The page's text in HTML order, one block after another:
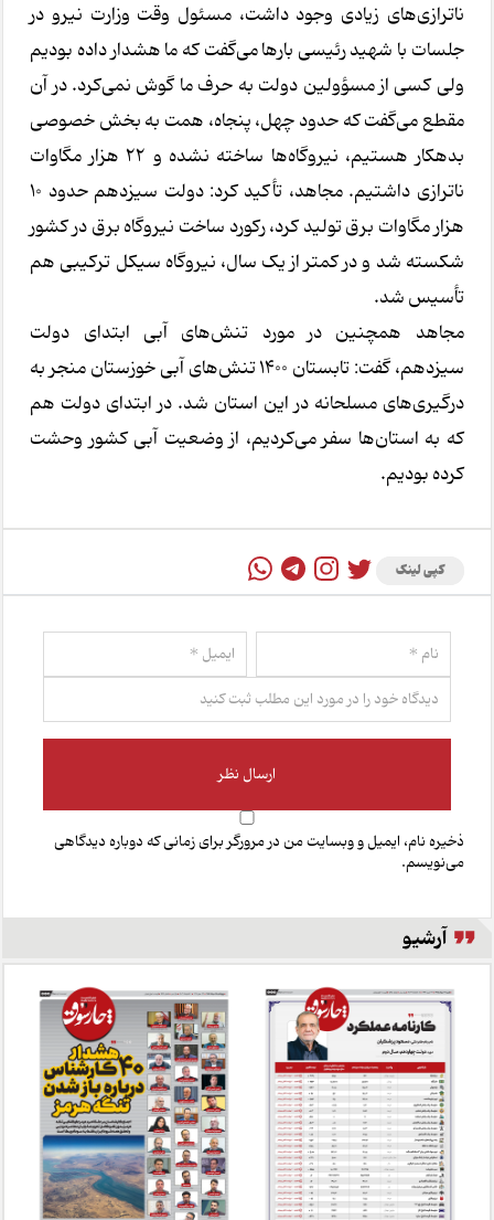
ناترازی‌های زیادی وجود داشت، مسئول وقت وزارت نیرو در
جلسات با شهید رئیسی بارها می‌گفت که ما هشدار داده بودیم
ولی کسی از مسؤولین دولت به حرف ما گوش نمی‌کرد. در آن
مقطع می‌گفت که حدود چهل، پنجاه، همت به بخش خصوصی
بدهکار هستیم، نیروگاه‌ها ساخته نشده و ۲۲ هزار مگاوات
ناترازی داشتیم. مجاهد، تأکید کرد: دولت سیزدهم حدود 10
هزار مگاوات برق تولید کرد، رکورد ساخت نیروگاه برق در کشور
شکسته شد و در کمتر از یک سال، نیروگاه سیکل ترکیبی هم
تأسیس شد.
مجاهد همچنین در مورد تنش‌های آبی ابتدای دولت
سیزدهم، گفت: تابستان ۱۴۰۰ تنش‌های آبی خوزستان منجر به
درگیری‌های مسلحانه در این استان شد. در ابتدای دولت هم
که به استان‌ها سفر می‌کردیم، از وضعیت آبی کشور وحشت
کرده بودیم.
کپی لینک
ذخیره نام، ایمیل و وبسایت من در مرورگر برای زمانی که دوباره دیدگاهی
می‌نویسم.
آرشیو